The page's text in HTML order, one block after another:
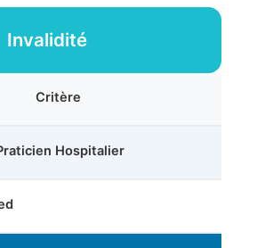
Invalidité
Critère
Hospitalier